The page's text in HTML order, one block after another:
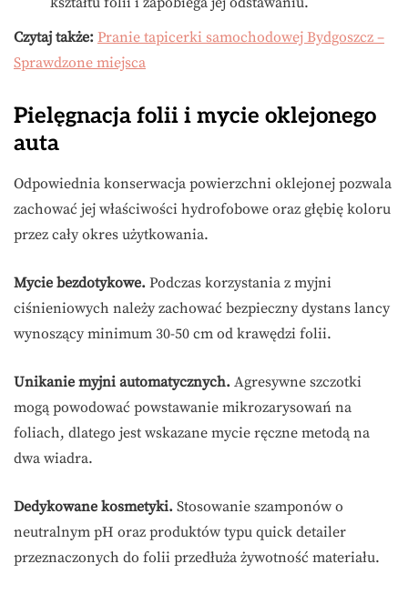
Czytaj także: Pranie tapicerki samochodowej Bydgoszcz –
Sprawdzone miejsca
Pielęgnacja folii i mycie oklejonego
auta
Odpowiednia konserwacja powierzchni oklejonej pozwala
zachować jej właściwości hydrofobowe oraz głębię koloru
przez cały okres użytkowania.
Mycie bezdotykowe. Podczas korzystania z myjni
ciśnieniowych należy zachować bezpieczny dystans lancy
wynoszący minimum 30-50 cm od krawędzi folii.
Unikanie myjni automatycznych. Agresywne szczotki
mogą powodować powstawanie mikrozarysowań na
foliach, dlatego jest wskazane mycie ręczne metodą na
dwa wiadra.
Dedykowane kosmetyki. Stosowanie szamponów o
neutralnym pH oraz produktów typu quick detailer
przeznaczonych do folii przedłuża żywotność materiału.